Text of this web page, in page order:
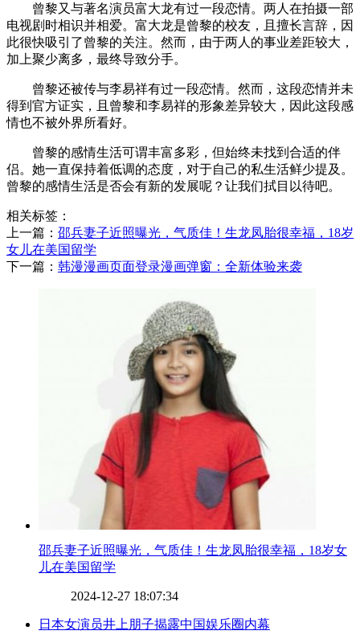
曾黎又与著名演员富大龙有过一段恋情。两人在拍摄一部
电视剧时相识并相爱。富大龙是曾黎的校友，且擅长言辞，因
此很快吸引了曾黎的关注。然而，由于两人的事业差距较大，
加上聚少离多，最终导致分手。
曾黎还被传与李易祥有过一段恋情。然而，这段恋情并未
得到官方证实，且曾黎和李易祥的形象差异较大，因此这段感
情也不被外界所看好。
曾黎的感情生活可谓丰富多彩，但始终未找到合适的伴
侣。她一直保持着低调的态度，对于自己的私生活鲜少提及。
曾黎的感情生活是否会有新的发展呢？让我们拭目以待吧。
相关标签：
上一篇： ​邵兵妻子近照曝光，气质佳！生龙凤胎很幸福，18岁
女儿在美国留学
下一篇： ​韩漫漫画页面登录漫画弹窗：全新体验来袭
​邵兵妻子近照曝光，气质佳！生龙凤胎很幸福，18岁女
儿在美国留学
2024-12-27 18:07:34
​日本女演员井上朋子揭露中国娱乐圈内幕